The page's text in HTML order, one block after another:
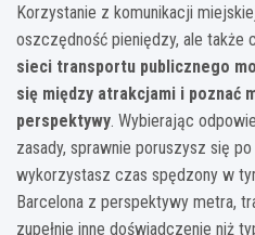
Korzystanie z komunikacji
oszczędność pieniędzy, ale także
sieci transportu publicznego
się między atrakcjami i poznać
perspektywy. Wybierając
zasady, sprawnie poruszysz się
wykorzystasz czas spędzony w
Barcelona z perspektywy metra,
zupełnie inne doświadczenie niż